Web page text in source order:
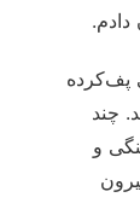
پف‌کرده
چند
و